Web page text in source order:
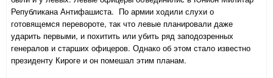
Републикана Антифашиста. По армии ходили слухи о
готовящемся перевороте, так что левые планировали даже
ударить первыми, и похитить или убить ряд заподозренных
генералов и старших офицеров. Однако об этом стало известно
президенту Кироге и он помешал этим планам.